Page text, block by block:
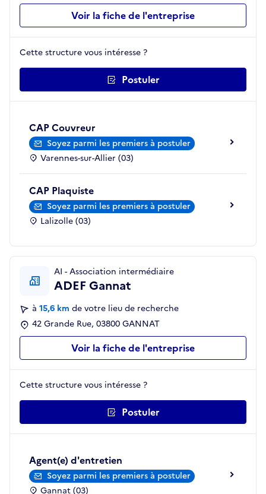
Voir la fiche de l'entreprise
Cette structure vous intéresse ?
Postuler
CAP Couvreur
Soyez parmi les premiers à postuler
Varennes-sur-Allier (03)
CAP Plaquiste
Soyez parmi les premiers à postuler
Lalizolle (03)
AI - Association intermédiaire
ADEF Gannat
à 15,6 km de votre lieu de recherche
42 Grande Rue, 03800 GANNAT
Voir la fiche de l'entreprise
Cette structure vous intéresse ?
Postuler
Agent(e) d'entretien
Soyez parmi les premiers à postuler
Gannat (03)